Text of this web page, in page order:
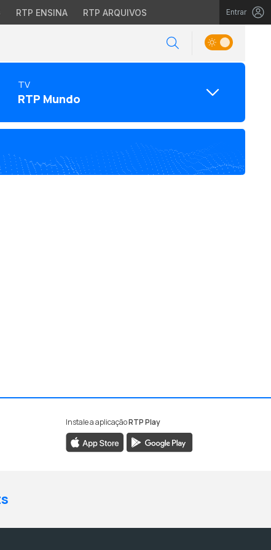
RTP ENSINA RTP ARQUIVOS Entrar
TV
RTP Mundo
Instale a aplicaçãoRTP Play